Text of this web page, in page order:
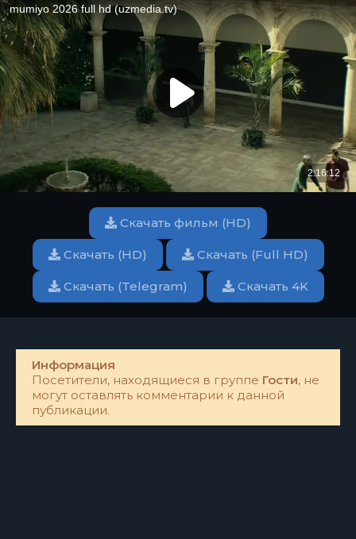
Скачать фильм (HD)
Скачать (HD) Скачать (Full HD)
Скачать (Telegram) Скачать 4K
Информация
Посетители, находящиеся в группе Гости, не
могут оставлять комментарии к данной
публикации.